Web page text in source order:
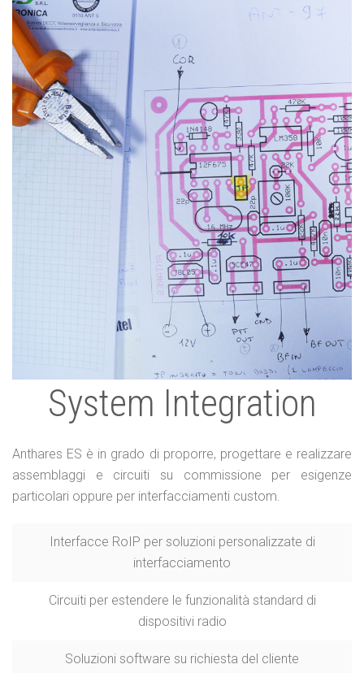
System Integration
Anthares ES è in grado di proporre, progettare e realizzare
assemblaggi e circuiti su commissione per esigenze
particolari oppure per interfacciamenti custom.
Interfacce RoIP per soluzioni personalizzate di
interfacciamento
Circuiti per estendere le funzionalità standard di
dispositivi radio
Soluzioni software su richiesta del cliente